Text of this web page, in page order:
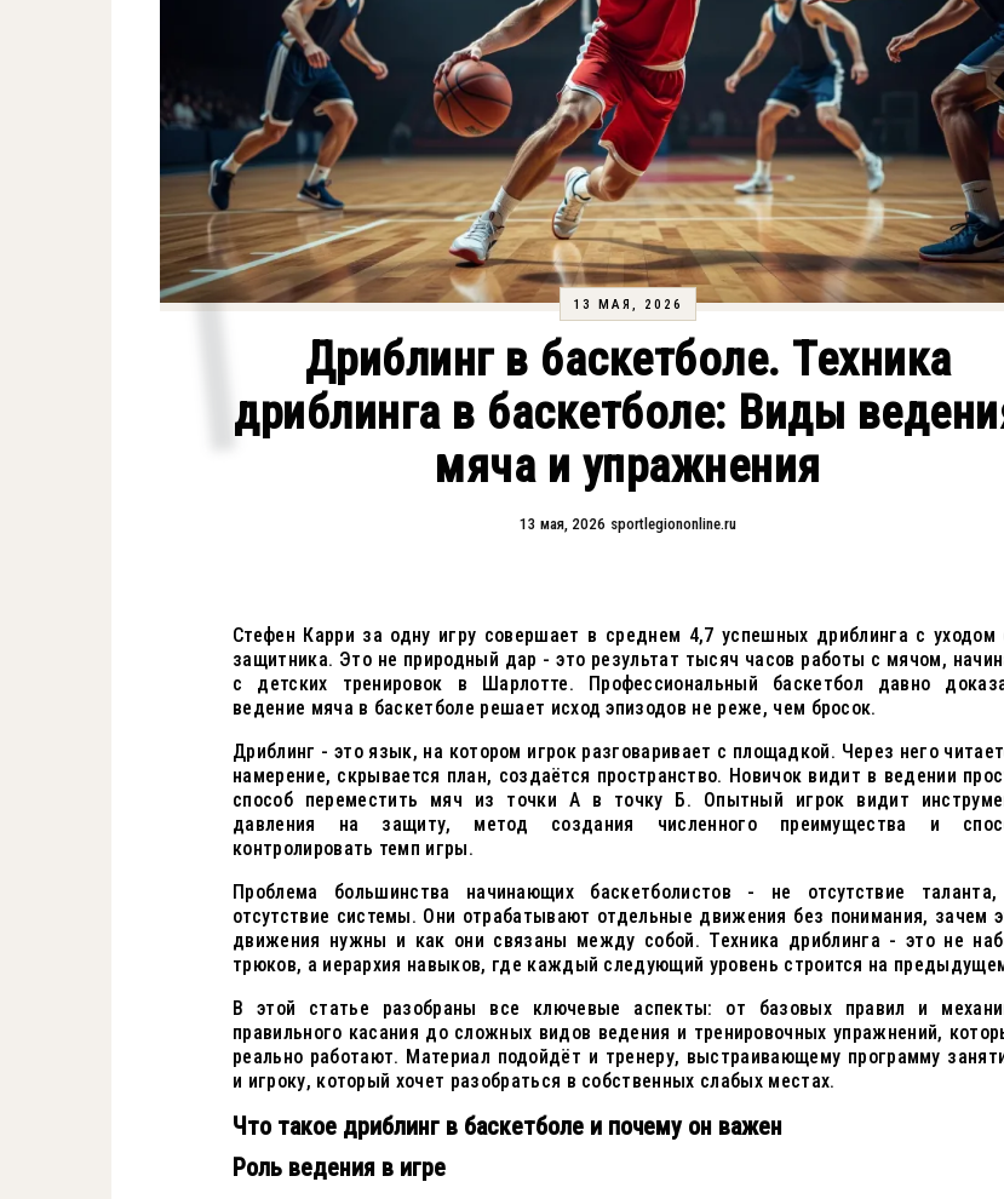
13 МАЯ, 2026
Дриблинг в баскетболе. Техника
дриблинга в баскетболе: Виды
мяча и упражнения
13 мая, 2026 sportlegiononline.ru
Стефен Карри за одну игру совершает в среднем 4,7 успешных дриблинга с уходом
защитника. Это не природный дар - это результат тысяч часов работы с мячом,
с детских тренировок в Шарлотте. Профессиональный баскетбол давно
ведение мяча в баскетболе решает исход эпизодов не реже, чем бросок.
Дриблинг - это язык, на котором игрок разговаривает с площадкой. Через него
намерение, скрывается план, создаётся пространство. Новичок видит в ведении
способ переместить мяч из точки А в точку Б. Опытный игрок видит
давления на защиту, метод создания численного преимущества и
контролировать темп игры.
Проблема большинства начинающих баскетболистов - не отсутствие
отсутствие системы. Они отрабатывают отдельные движения без понимания, зачем
движения нужны и как они связаны между собой. Техника дриблинга - это не
трюков, а иерархия навыков, где каждый следующий уровень строится на
В этой статье разобраны все ключевые аспекты: от базовых правил и
правильного касания до сложных видов ведения и тренировочных упражнений,
реально работают. Материал подойдёт и тренеру, выстраивающему программу
и игроку, который хочет разобраться в собственных слабых местах.
Что такое дриблинг в баскетболе и почему он важен
Роль ведения в игре